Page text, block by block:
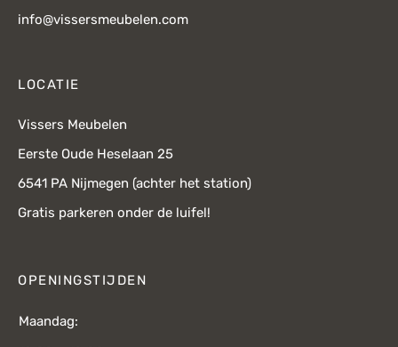
info@vissersmeubelen.com
LOCATIE
Vissers Meubelen
Eerste Oude Heselaan 25
6541 PA Nijmegen (achter het station)
Gratis parkeren onder de luifel!
OPENINGSTIJDEN
Maandag: